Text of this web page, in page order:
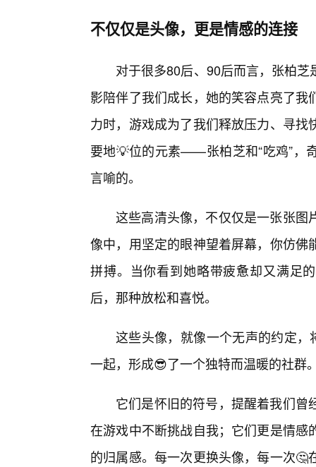
不仅仅是头像，更是情感的连接
对于很多80后、90后而言，张柏
影陪伴了我们成长，她的笑容点亮了
力时，游戏成为了我们释放压力、寻
要地💡位的元素——张柏芝和“吃鸡”，
言喻的。
这些高清头像，不仅仅是一张张图
像中，用坚定的眼神望着屏幕，你仿
拼搏。当你看到她略带疲惫却又满足
后，那种放松和喜悦。
这些头像，就像一个无声的约定，
一起，形成😎了一个独特而温暖的社群
它们是怀旧的符号，提醒着我们
在游戏中不断挑战自我；它们更是情
的归属感。每一次更换头像，每一次